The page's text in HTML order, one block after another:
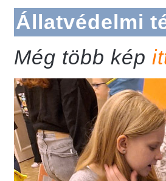
Állatvédelmi
Még több kép